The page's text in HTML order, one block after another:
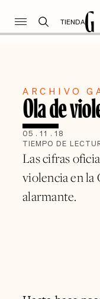
TIENDA
ARCHIVO
Ola de
05 . 11 . 18
TIEMPO DE
Las cifras
violencia en
alarmante.